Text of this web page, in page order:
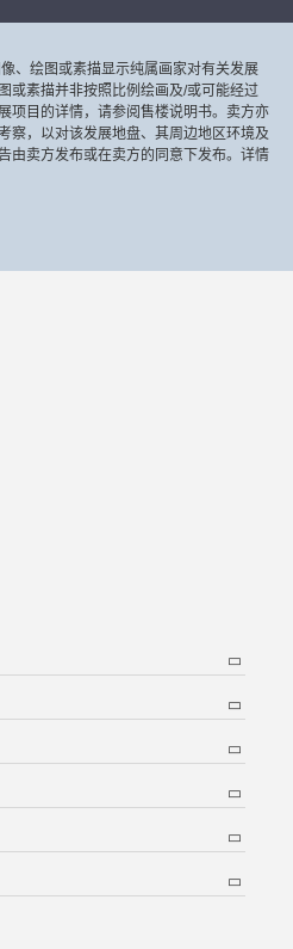
、绘图或素描显示纯属画家对有关发展
或素描并非按照比例绘画及/或可能经过
项目的详情，请参阅售楼说明书。卖方亦
察，以对该发展地盘、其周边地区环境及
由卖方发布或在卖方的同意下发布。详情